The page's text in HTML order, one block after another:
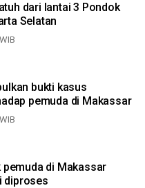
lantai 3 Pondok
Selatan
bukti kasus
pemuda di Makassar
di Makassar
diproses